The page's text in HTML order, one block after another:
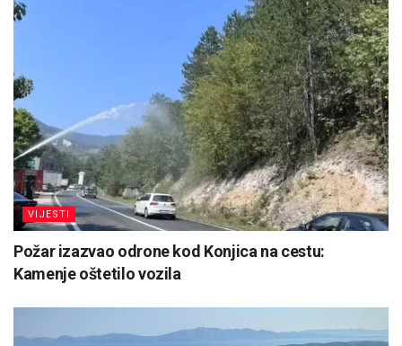
VIJESTI
Požar izazvao odrone kod Konjica na cestu:
Kamenje oštetilo vozila